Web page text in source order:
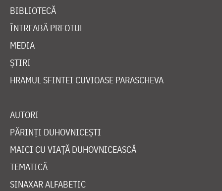
BIBLIOTECĂ
ÎNTREABĂ PREOTUL
MEDIA
ȘTIRI
HRAMUL SFINTEI CUVIOASE PARASCHEVA
AUTORI
PĂRINȚI DUHOVNICEȘTI
MAICI CU VIAȚĂ DUHOVNICEASCĂ
TEMATICĂ
SINAXAR ALFABETIC